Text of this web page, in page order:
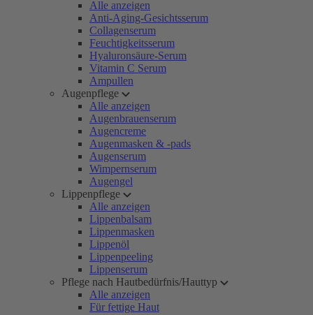
Alle anzeigen
Anti-Aging-Gesichtsserum
Collagenserum
Feuchtigkeitsserum
Hyaluronsäure-Serum
Vitamin C Serum
Ampullen
Augenpflege
Alle anzeigen
Augenbrauenserum
Augencreme
Augenmasken & -pads
Augenserum
Wimpernserum
Augengel
Lippenpflege
Alle anzeigen
Lippenbalsam
Lippenmasken
Lippenöl
Lippenpeeling
Lippenserum
Pflege nach Hautbedürfnis/Hauttyp
Alle anzeigen
Für fettige Haut